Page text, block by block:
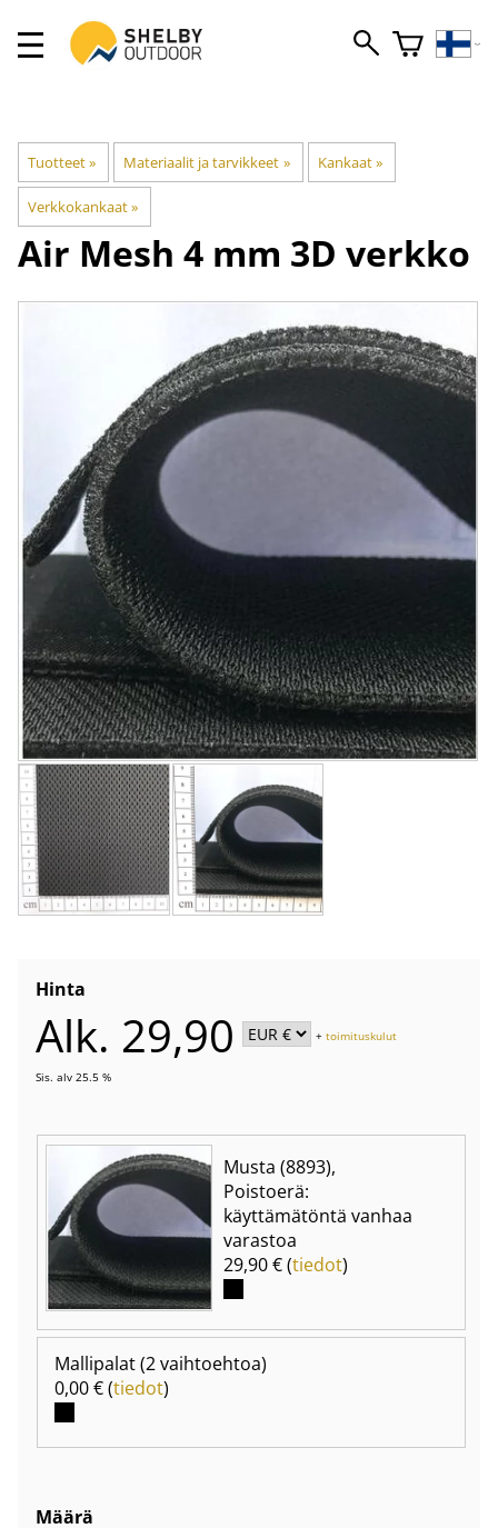
Tuotteet‪» Materiaalit ja tarvikkeet ‪» Kankaat‪»
Verkkokankaat‪»
Air Mesh 4 mm 3D verkko
Hinta
Alk. 29,90 +toimituskulut
Sis. alv 25.5 %
Musta (8893),
Poistoerä:
käyttämätöntä vanhaa
varastoa
29,90 € (tiedot)
Mallipalat(2 vaihtoehtoa)
0,00 € (tiedot)
Määrä